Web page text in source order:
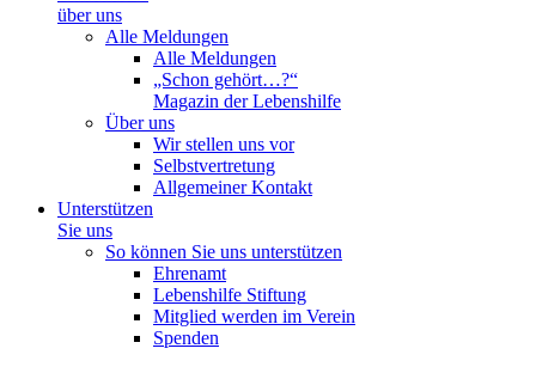
über uns
Alle Meldungen
Alle Meldungen
„Schon gehört…?“
Magazin der Lebenshilfe
Über uns
Wir stellen uns vor
Selbstvertretung
Allgemeiner Kontakt
Unterstützen
Sie uns
So können Sie uns unterstützen
Ehrenamt
Lebenshilfe Stiftung
Mitglied werden im Verein
Spenden